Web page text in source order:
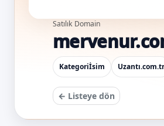
Satılık Domain
Kategoriİsim Uzantı.com.tr
← Listeye dön